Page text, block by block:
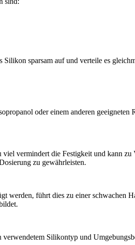
sparsam auf und verteile es
oder einem anderen geeigneten
vermindert die Festigkeit und kann zu
zu gewährleisten.
werden, führt dies zu einer schwachen
Silikontyp und